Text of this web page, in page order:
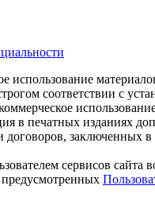
соответствии с
в печатных изданиях
договоров, заключенных
сервисов сайта
предусмотренных